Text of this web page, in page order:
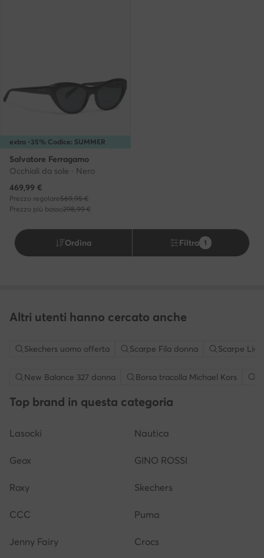
extra -35% Codice: SUMMER
Salvatore Ferragamo
Occhiali da sole · Nero
Prezzo attuale
469,99 €
Prezzo regolare569,95 €
Prezzo più basso298,99 €
Ordina Filtra 1
Altri utenti hanno cercato anche
Skechers uomo offerta Scarpe Fila donna Scarpe Liu
New Balance 327 donna Borsa tracolla Michael Kors
Top brand in questa categoria
Lasocki Nautica
Geox GINO ROSSI
Roxy Skechers
CCC Puma
Jenny Fairy Crocs